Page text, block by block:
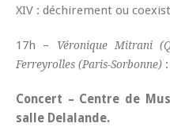
XIV : déchirement ou
17h –
Véronique Mitrani
Ferreyrolles (Paris-Sorbonne)
Concert – Centre de
salle Delalande.